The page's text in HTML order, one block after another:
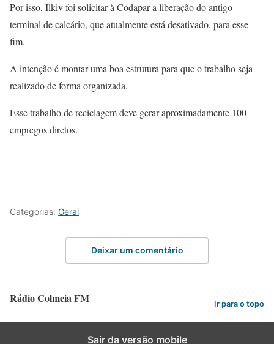
Por isso, Ilkiv foi solicitar à Codapar a liberação do antigo
terminal de calcário, que atualmente está desativado, para esse
fim.
A intenção é montar uma boa estrutura para que o trabalho seja
realizado de forma organizada.
Esse trabalho de reciclagem deve gerar aproximadamente 100
empregos diretos.
Categorias: Geral
Deixar um comentário
Rádio Colmeia FM Ir para o topo
Sair da versão mobile